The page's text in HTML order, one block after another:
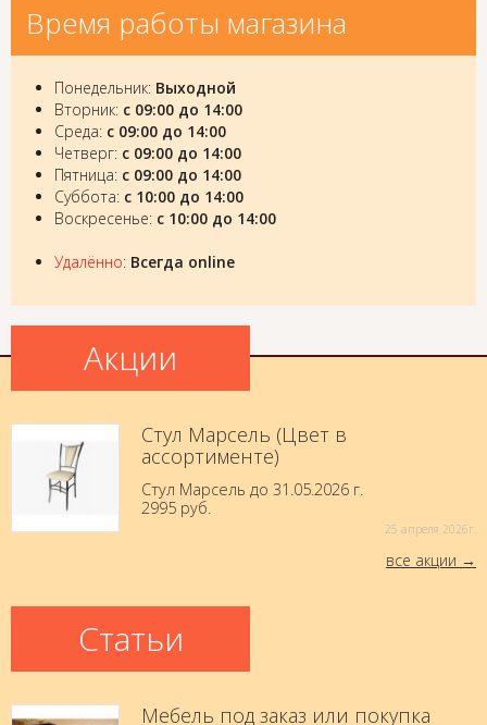
Время работы магазина
Понедельник: Выходной
Вторник: с 09:00 до 14:00
Среда: с 09:00 до 14:00
Четверг: с 09:00 до 14:00
Пятница: с 09:00 до 14:00
Суббота: с 10:00 до 14:00
Воскресенье: с 10:00 до 14:00
Удалённо: Всегда online
Акции
Стул Марсель (Цвет в
ассортименте)
Стул Марсель до 31.05.2026 г.
2995 руб.
25 aпреля 2026г.
все акции
Статьи
Мебель под заказ или покупка